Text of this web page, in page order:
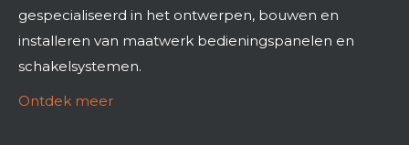
gespecialiseerd in het ontwerpen, bouwen en
installeren van maatwerk bedieningspanelen en
schakelsystemen.
Ontdek meer